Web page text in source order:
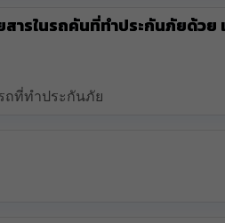
รในรถคันที่ทำประกันภัยด้วย
ถที่ทำประกันภัย